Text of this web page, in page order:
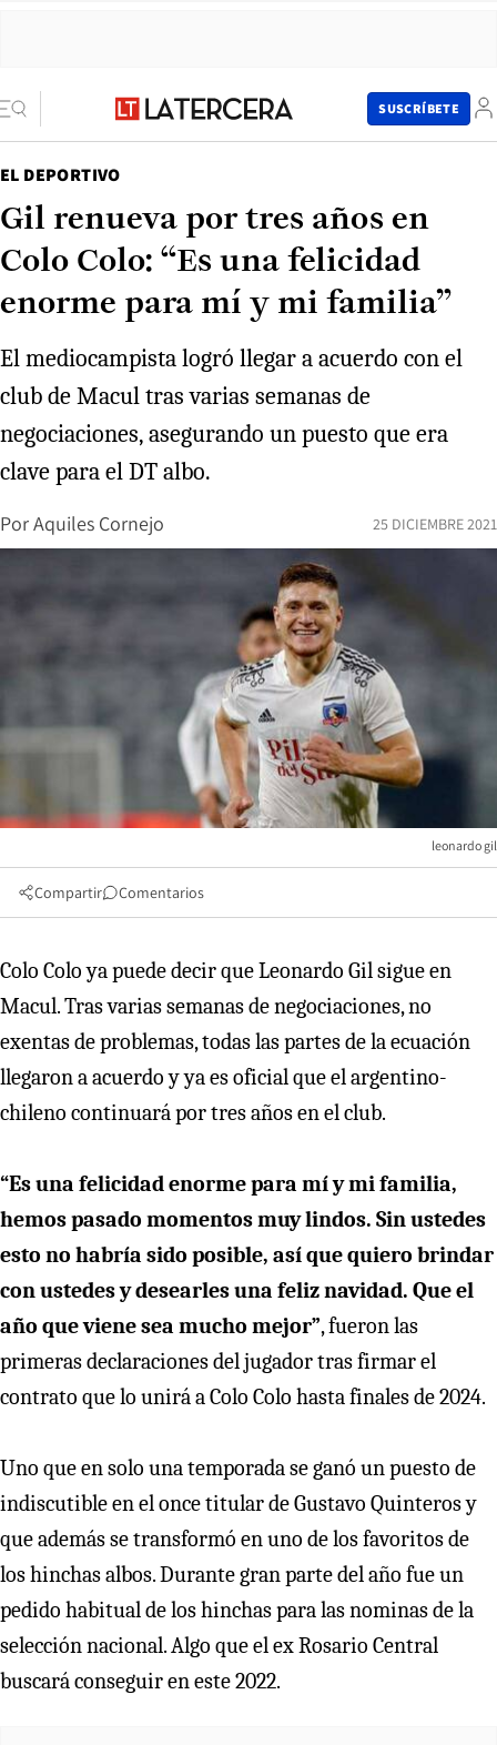
SUSCRÍBETE
EL DEPORTIVO
Gil renueva por tres años en
Colo Colo: “Es una felicidad
enorme para mí y mi familia”
El mediocampista logró llegar a acuerdo con el
club de Macul tras varias semanas de
negociaciones, asegurando un puesto que era
clave para el DT albo.
PorAquiles Cornejo 25 DICIEMBRE 2021
leonardo gil
Compartir Comentarios
Colo Colo ya puede decir que Leonardo Gil sigue en
Macul. Tras varias semanas de negociaciones, no
exentas de problemas, todas las partes de la ecuación
llegaron a acuerdo y ya es oficial que el argentino-
chileno continuará por tres años en el club.
“Es una felicidad enorme para mí y mi familia,
hemos pasado momentos muy lindos. Sin ustedes
esto no habría sido posible, así que quiero brindar
con ustedes y desearles una feliz navidad. Que el
año que viene sea mucho mejor”, fueron las
primeras declaraciones del jugador tras firmar el
contrato que lo unirá a Colo Colo hasta finales de 2024.
Uno que en solo una temporada se ganó un puesto de
indiscutible en el once titular de Gustavo Quinteros y
que además se transformó en uno de los favoritos de
los hinchas albos. Durante gran parte del año fue un
pedido habitual de los hinchas para las nominas de la
selección nacional. Algo que el ex Rosario Central
buscará conseguir en este 2022.